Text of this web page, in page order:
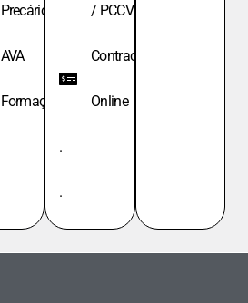
Precário
AVA
Formação
/ PCCV
Contracheque
Online
.
.